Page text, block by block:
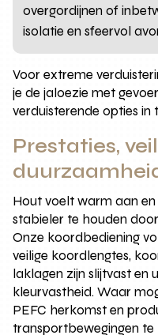
overgordijnen of
isolatie en sfeervol
Voor extreme
je de jaloezie met
verduisterende opties in
Prestaties,
Hout voelt warm aan
stabieler te houden
Onze koordbediening
veilige koordlengtes,
laklagen zijn slijtvast en
kleurvastheid. Waar
PEFC herkomst en
transportbewegingen